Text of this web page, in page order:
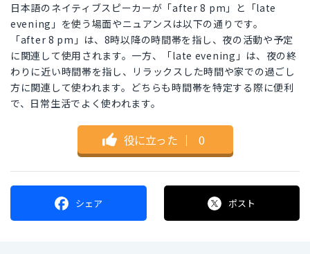
日本語のネイティブスピーカーが「after 8 pm」と「late
evening」を使う場面やニュアンスは以下の通りです。
「after 8 pm」は、8時以降の時間帯を指し、夜の活動や予定
に関連して使用されます。一方、「late evening」は、夜の終
わりに近い時間帯を指し、リラックスした時間や家での過ごし
方に関連して使われます。どちらも時間帯を特定する際に便利
で、日常生活でよく使われます。
役に立った ｜ 0
シェア ポスト